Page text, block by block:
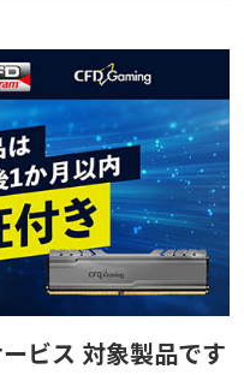
ビス 対象製品です